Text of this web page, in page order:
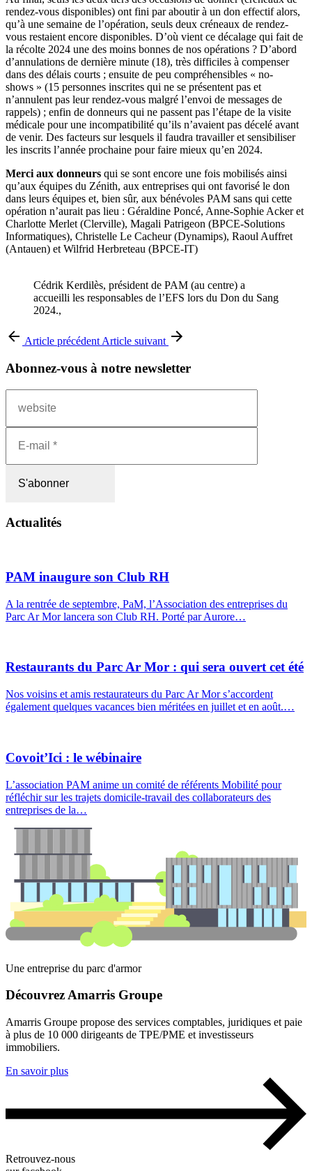
rendez-vous disponibles) ont fini par aboutir à un don effectif alors,
qu’à une semaine de l’opération, seuls deux créneaux de rendez-
vous restaient encore disponibles. D’où vient ce décalage qui fait de
la récolte 2024 une des moins bonnes de nos opérations ? D’abord
d’annulations de dernière minute (18), très difficiles à compenser
dans des délais courts ; ensuite de peu compréhensibles « no-
shows » (15 personnes inscrites qui ne se présentent pas et
n’annulent pas leur rendez-vous malgré l’envoi de messages de
rappels) ; enfin de donneurs qui ne passent pas l’étape de la visite
médicale pour une incompatibilité qu’ils n’avaient pas décelé avant
de venir. Des facteurs sur lesquels il faudra travailler et sensibiliser
les inscrits l’année prochaine pour faire mieux qu’en 2024.
Merci aux donneurs qui se sont encore une fois mobilisés ainsi
qu’aux équipes du Zénith, aux entreprises qui ont favorisé le don
dans leurs équipes et, bien sûr, aux bénévoles PAM sans qui cette
opération n’aurait pas lieu : Géraldine Poncé, Anne-Sophie Acker et
Charlotte Merlet (Clerville), Magali Patrigeon (BPCE-Solutions
Informatiques), Christelle Le Cacheur (Dynamips), Raoul Auffret
(Antauen) et Wilfrid Herbreteau (BPCE-IT)
Cédrik Kerdilès, président de PAM (au centre) a
accueilli les responsables de l’EFS lors du Don du Sang
2024.,
Article précédent Article suivant
Abonnez-vous à notre newsletter
Actualités
PAM inaugure son Club RH
A la rentrée de septembre, PaM, l’Association des entreprises du
Parc Ar Mor lancera son Club RH. Porté par Aurore…
Restaurants du Parc Ar Mor : qui sera ouvert cet été
Nos voisins et amis restaurateurs du Parc Ar Mor s’accordent
également quelques vacances bien méritées en juillet et en août.…
Covoit’Ici : le wébinaire
L’association PAM anime un comité de référents Mobilité pour
réfléchir sur les trajets domicile-travail des collaborateurs des
entreprises de la…
Une entreprise du parc d'armor
DécouvrezAmarris Groupe
Amarris Groupe propose des services comptables, juridiques et paie
à plus de 10 000 dirigeants de TPE/PME et investisseurs
immobiliers.
En savoir plus
Retrouvez-nous